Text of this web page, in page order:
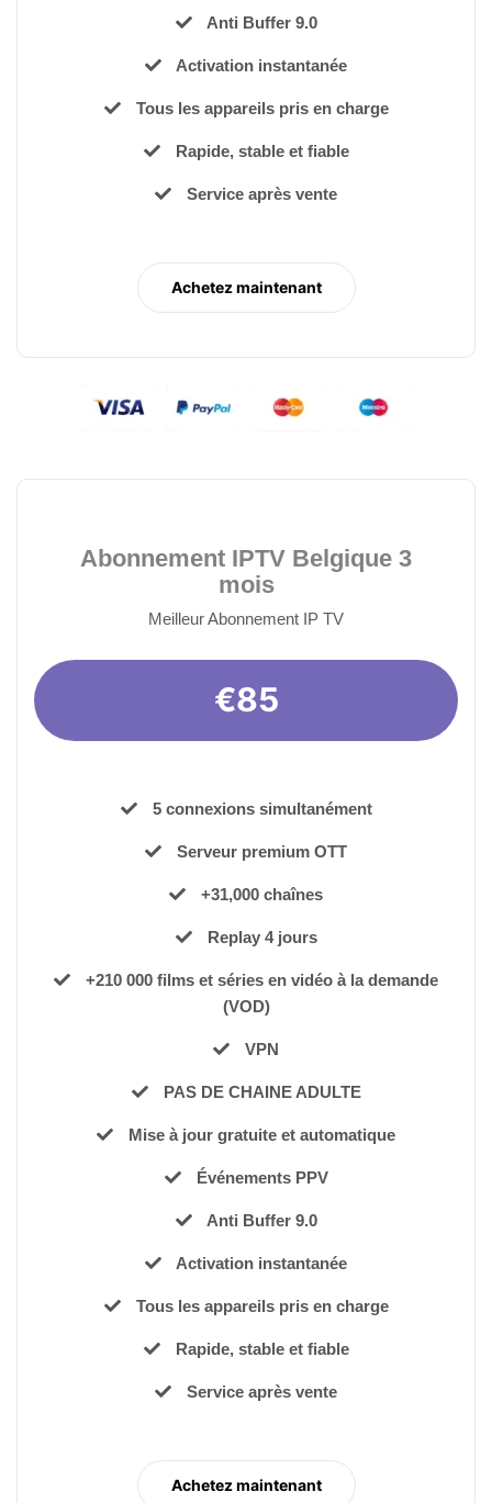
Anti Buffer 9.0
Activation instantanée
Tous les appareils pris en charge
Rapide, stable et fiable
Service après vente
Achetez maintenant
Abonnement IPTV Belgique 3
mois
Meilleur Abonnement IP TV
€85
5 connexions simultanément
Serveur premium OTT
+31,000 chaînes
Replay 4 jours
+210 000 films et séries en vidéo à la demande
(VOD)
VPN
PAS DE CHAINE ADULTE
Mise à jour gratuite et automatique
Événements PPV
Anti Buffer 9.0
Activation instantanée
Tous les appareils pris en charge
Rapide, stable et fiable
Service après vente
Achetez maintenant